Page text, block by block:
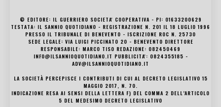
© EDITORE: IL GUERRIERO SOCIETA' COOPERATIVA - PI: 01633200629
TESTATA: IL SANNIO QUOTIDIANO - REGISTRAZIONE N. 201 IL 18 LUGLIO 1996
PRESSO IL TRIBUNALE DI BENEVENTO - ISCRIZIONE ROC N. 25730
SEDE LEGALE: VIA LUIGI PICCINATO 20 - BENEVENTO DIRETTORE
RESPONSABILE: MARCO TISO REDAZIONE: 082450469
INFO@ILSANNIOQUOTIDIANO.IT PUBBLICITA': 0824355185 -
ADV@ILSANNIOQUOTIDIANO.IT
LA SOCIETÀ PERCEPISCE I CONTRIBUTI DI CUI AL DECRETO LEGISLATIVO 15
MAGGIO 2017, N. 70.
INDICAZIONE RESA AI SENSI DELLA LETTERA F) DEL COMMA 2 DELL’ARTICOLO
5 DEL MEDESIMO DECRETO LEGISLATIVO